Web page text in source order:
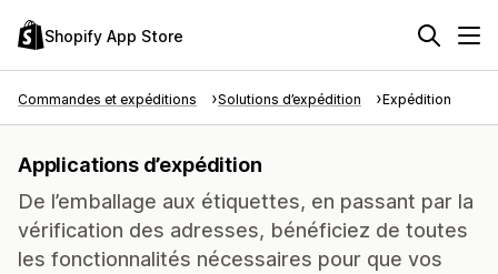
Shopify App Store
Commandes et expéditions Solutions d’expédition Expédition
Applications d’expédition
De l’emballage aux étiquettes, en passant par la
vérification des adresses, bénéficiez de toutes
les fonctionnalités nécessaires pour que vos